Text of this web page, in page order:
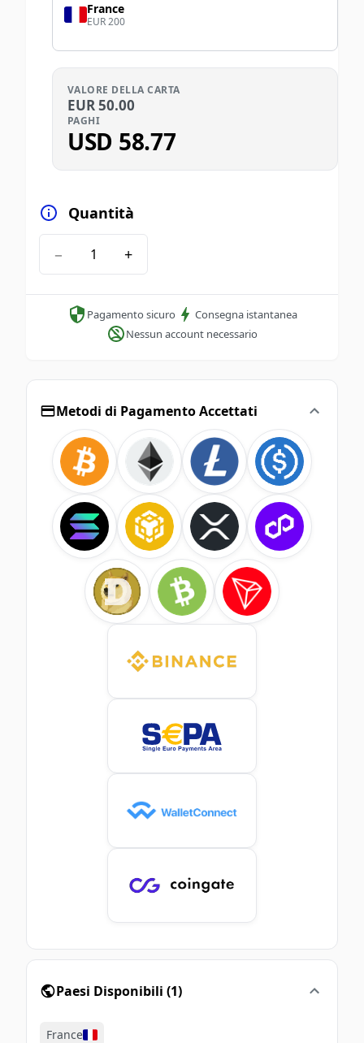
France
EUR 200
VALORE DELLA CARTA
EUR50.00
PAGHI
USD 58.77
Quantità
− +
Pagamento sicuro
Consegna istantanea
Nessun account necessario
Metodi di Pagamento Accettati
Paesi Disponibili (1)
France